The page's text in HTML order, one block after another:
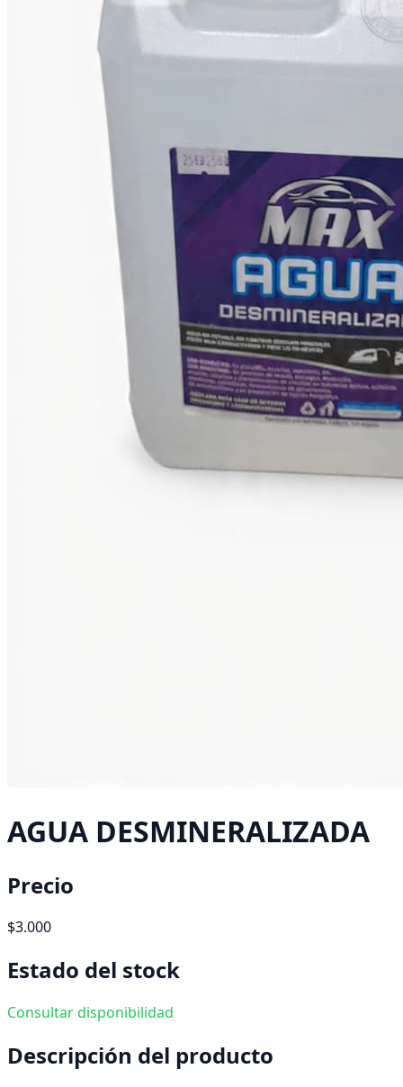
AGUA DESMINERALIZADA
Precio
$3.000
Estado del stock
Consultar disponibilidad
Descripción del producto